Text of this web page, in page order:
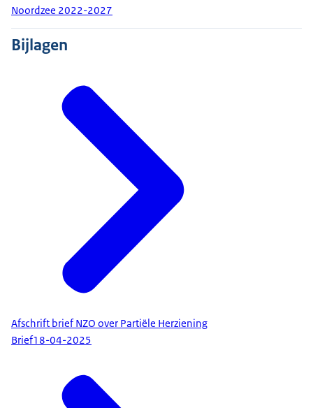
Noordzee 2022-2027
Bijlagen
Afschrift brief NZO over Partiële Herziening
Brief18-04-2025